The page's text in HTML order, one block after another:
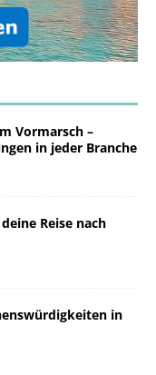
Vormarsch –
in jeder Branche
Reise nach
in